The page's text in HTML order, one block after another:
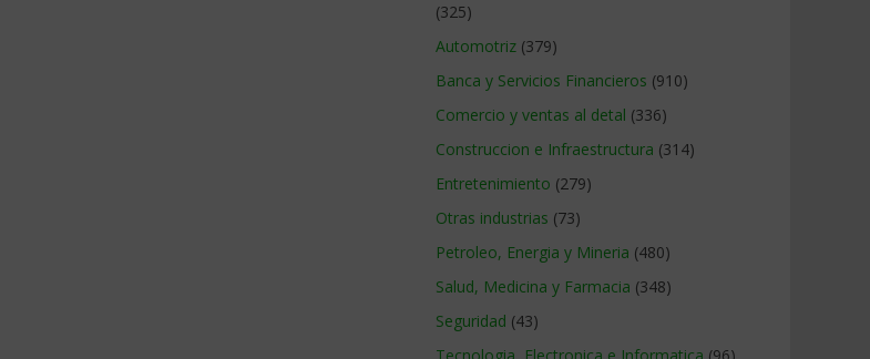
(325)
Automotriz (379)
Banca y Servicios Financieros (910)
Comercio y ventas al detal (336)
Construccion e Infraestructura (314)
Entretenimiento (279)
Otras industrias (73)
Petroleo, Energia y Mineria (480)
Salud, Medicina y Farmacia (348)
Seguridad (43)